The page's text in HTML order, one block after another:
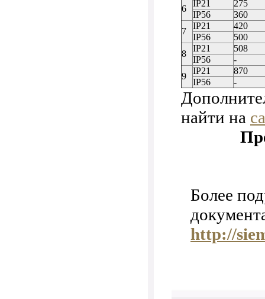
6
IP21
275
IP56
360
7
IP21
420
IP56
500
8
IP21
508
IP56
-
9
IP21
870
IP56
-
найти на
Более
http://